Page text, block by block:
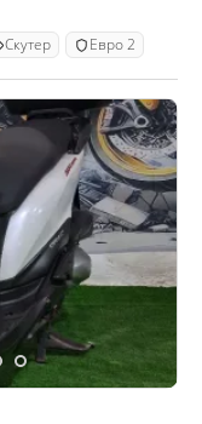
Скутер Евро 2